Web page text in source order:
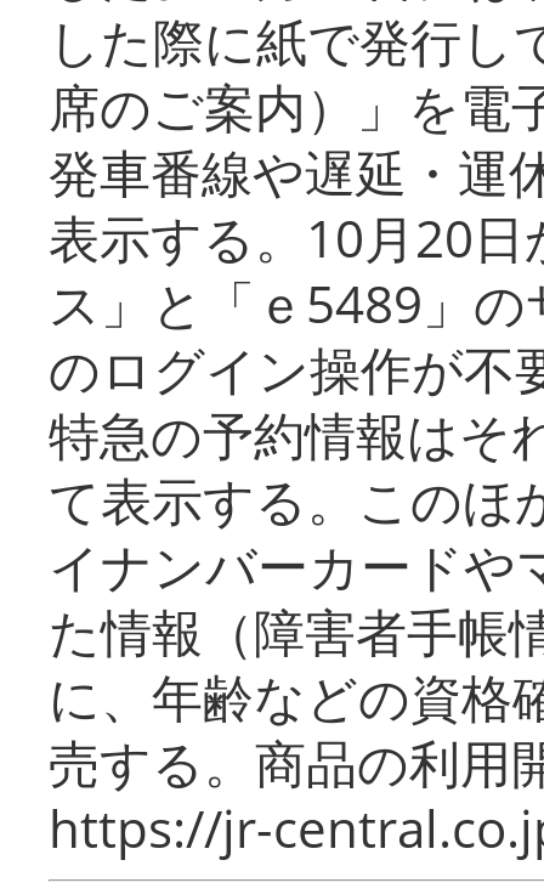
した際に紙で発行し
席のご案内）」を電
発車番線や遅延・運
表示する。10月20
ス」と「ｅ5489」
のログイン操作が不
特急の予約情報はそ
て表示する。このほ
イナンバーカードや
た情報（障害者手帳
に、年齢などの資格
売する。商品の利用
https://jr-